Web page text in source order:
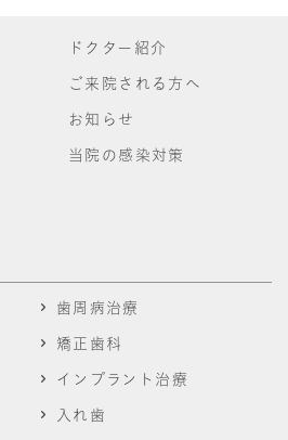
ドクター紹介
ご来院される方へ
お知らせ
当院の感染対策
歯周病治療
矯正歯科
インプラント治療
入れ歯